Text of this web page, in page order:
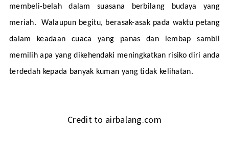
membeli-belah dalam suasana berbilang budaya yang
meriah.  Walaupun begitu, berasak-asak pada waktu petang
dalam keadaan cuaca yang panas dan lembap sambil
memilih apa yang dikehendaki meningkatkan risiko diri anda
terdedah kepada banyak kuman yang tidak kelihatan.
Credit to airbalang.com